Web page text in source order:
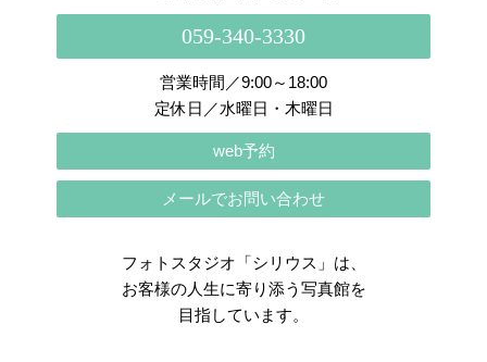
059-340-3330
営業時間／9:00～18:00
定休日／水曜日・木曜日
web予約
メールでお問い合わせ
フォトスタジオ「シリウス」は、
お客様の人生に寄り添う写真館を
目指しています。